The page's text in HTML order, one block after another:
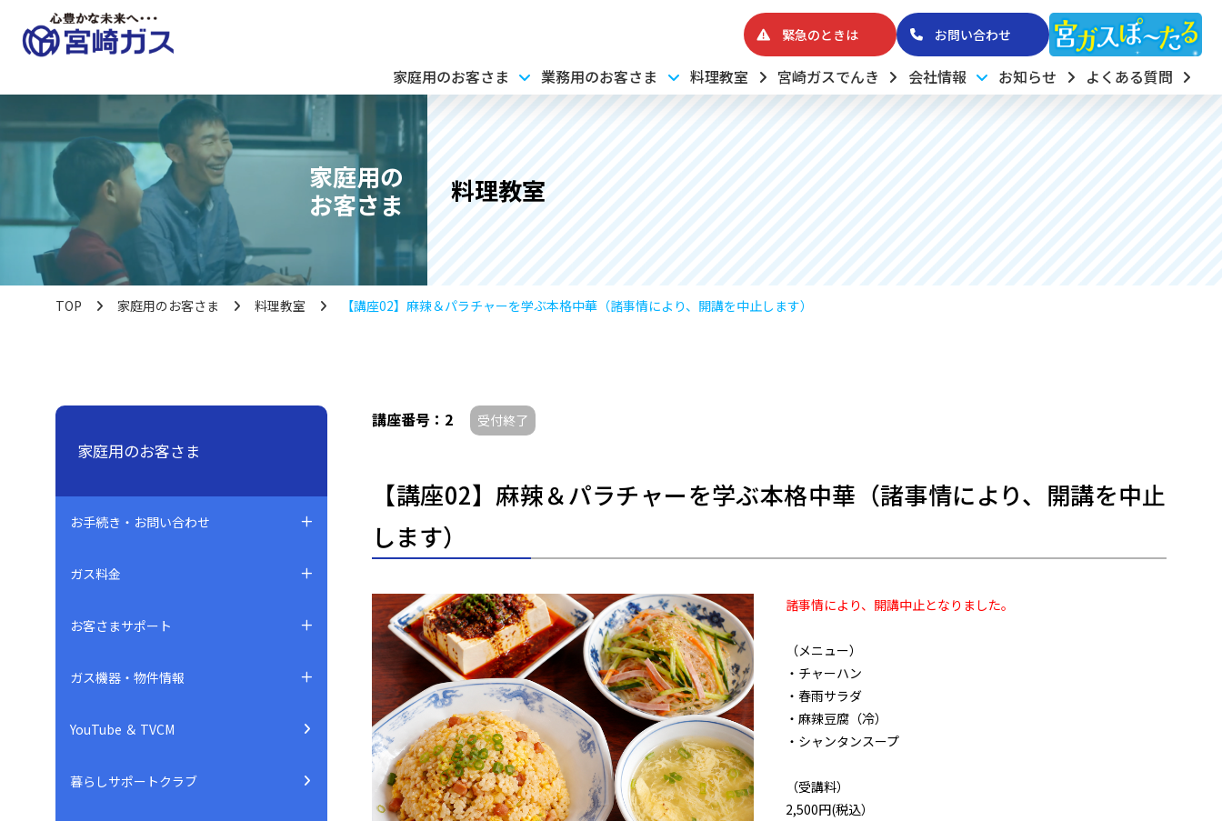
緊急のときは お問い合わせ
家庭用のお客さま 業務用のお客さま 料理教室 宮崎ガスでんき 会社情報 お知らせ よくある質問
家庭用の
お客さま
料理教室
TOP 家庭用のお客さま 料理教室 【講座02】麻辣＆パラチャーを学ぶ本格中華（諸事情により、開講を中止します）
家庭用のお客さま
お手続き・お問い合わせ
ガス料金
お客さまサポート
ガス機器・物件情報
YouTube ＆ TVCM
暮らしサポートクラブ
講座番号：2 受付終了
【講座02】麻辣＆パラチャーを学ぶ本格中華（諸事情により、開講を中止
します）
諸事情により、開講中止となりました。
（メニュー）
・チャーハン
・春雨サラダ
・麻辣豆腐（冷）
・シャンタンスープ
（受講料）
2,500円(税込）